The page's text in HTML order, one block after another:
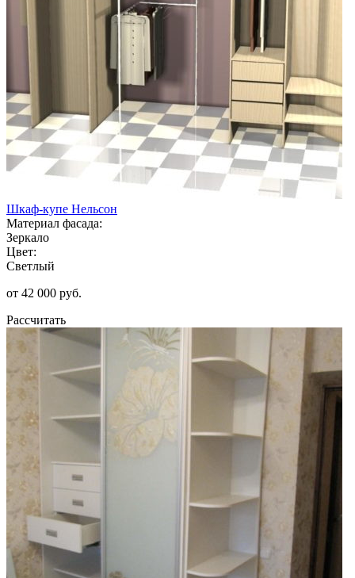
Шкаф-купе Нельсон
Материал фасада:
Зеркало
Цвет:
Светлый
от 42 000 руб.
Рассчитать